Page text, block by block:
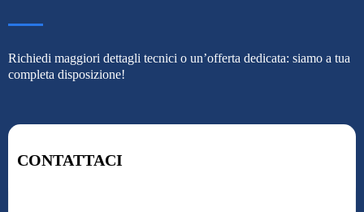
Richiedi maggiori dettagli tecnici o un’offerta dedicata: siamo a tua
completa disposizione!
CONTATTACI